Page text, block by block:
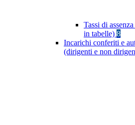
Tassi di
in tabelle) 8
Incarichi conferiti e
(dirigenti e non